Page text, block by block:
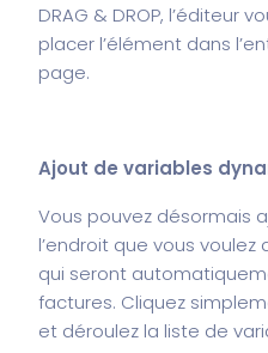
DRAG & DROP, l’éditeur
placer l’élément dans
page.
Ajout de variables
Vous pouvez désormais
l’endroit que vous
qui seront
factures. Cliquez
et déroulez la liste de